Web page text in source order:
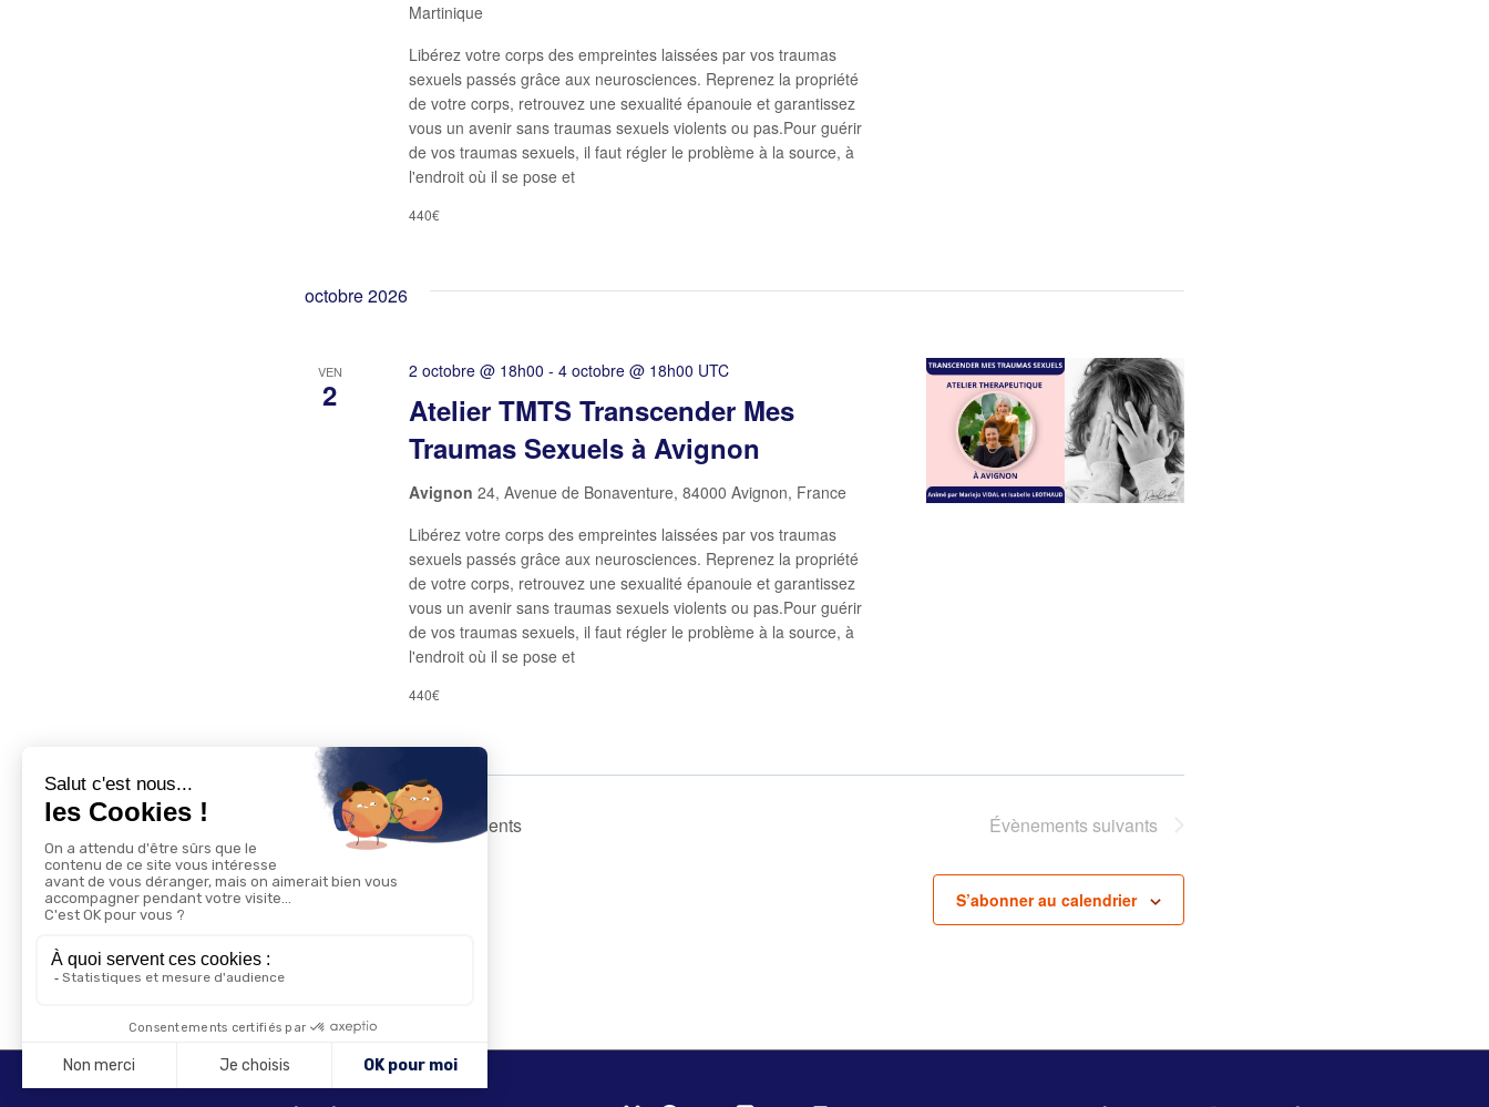
Martinique
Libérez votre corps des empreintes laissées par vos traumas
sexuels passés grâce aux neurosciences. Reprenez la propriété
de votre corps, retrouvez une sexualité épanouie et garantissez
vous un avenir sans traumas sexuels violents ou pas.Pour guérir
de vos traumas sexuels, il faut régler le problème à la source, à
l'endroit où il se pose et
440€
octobre 2026
VEN
2
Atelier TMTS Transcender Mes
Traumas Sexuels à Avignon
2 octobre @ 18h00 - 4 octobre @ 18h00 UTC
Avignon 24, Avenue de Bonaventure, 84000 Avignon, France
Libérez votre corps des empreintes laissées par vos traumas
sexuels passés grâce aux neurosciences. Reprenez la propriété
de votre corps, retrouvez une sexualité épanouie et garantissez
vous un avenir sans traumas sexuels violents ou pas.Pour guérir
de vos traumas sexuels, il faut régler le problème à la source, à
l'endroit où il se pose et
440€
Évènementsprécédents Évènementssuivants
S’abonner au calendrier